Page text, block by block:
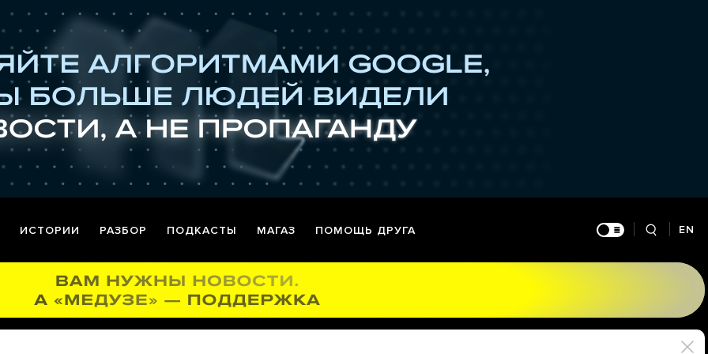
ИСТОРИИ РАЗБОР ПОДКАСТЫ МАГАЗ ПОМОЩЬ ДРУГА EN